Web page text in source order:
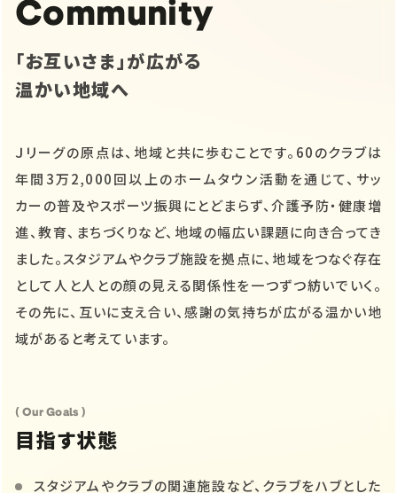
Community
「お互いさま」が広がる
温かい地域へ
Ｊリーグの原点は、地域と共に歩むことです。60のクラブは
年間3万2,000回以上のホームタウン活動を通じて、サッ
カーの普及やスポーツ振興にとどまらず、介護予防・健康増
進、教育、まちづくりなど、地域の幅広い課題に向き合ってき
ました。スタジアムやクラブ施設を拠点に、地域をつなぐ存在
として人と人との顔の見える関係性を一つずつ紡いでいく。
その先に、互いに支え合い、感謝の気持ちが広がる温かい地
域があると考えています。
( Our Goals )
目指す状態
スタジアムやクラブの関連施設など、クラブをハブとした